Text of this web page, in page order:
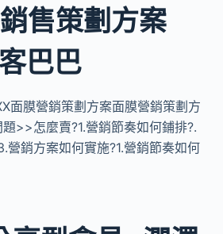
售策劃方案
巴巴
面膜營銷策劃方案面膜營銷策劃方
>>怎麼賣?1.營銷節奏如何鋪排?.
營銷方案如何實施?1.營銷節奏如何